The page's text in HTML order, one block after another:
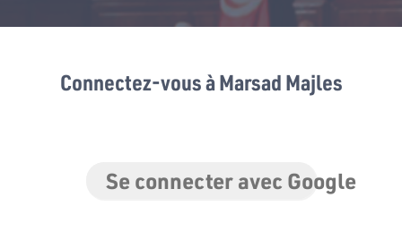
Connectez-vous à Marsad Majles
Se connecter avec Google